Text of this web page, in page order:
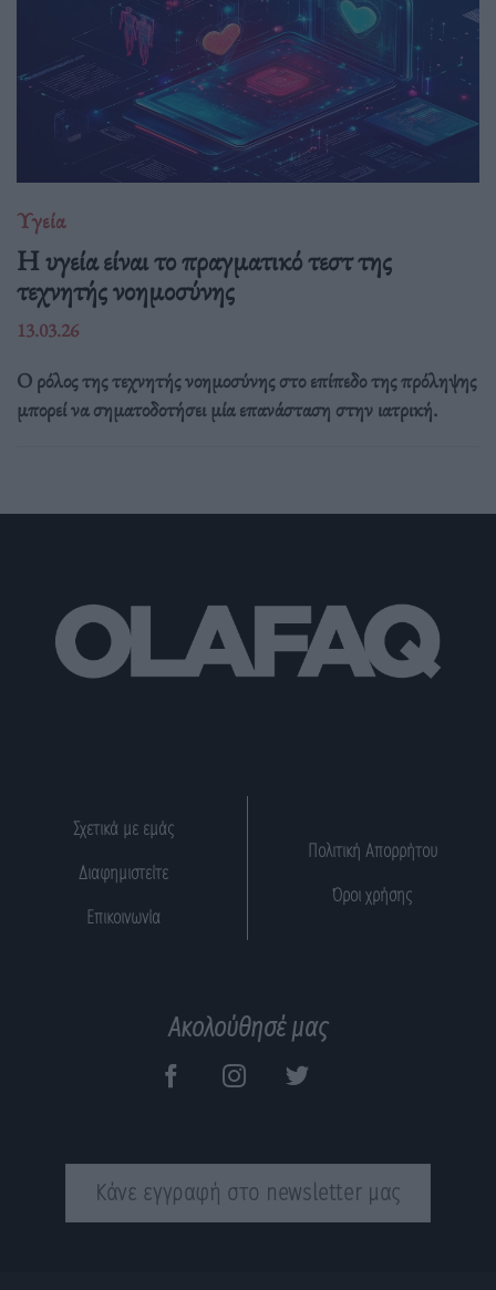
Υγεία
H υγεία είναι το πραγματικό τεστ της
τεχνητής νοημοσύνης
13.03.26
Ο ρόλος της τεχνητής νοημοσύνης στο επίπεδο της πρόληψης
μπορεί να σηματοδοτήσει μία επανάσταση στην ιατρική.
Σχετικά με εμάς
Διαφημιστείτε
Επικοινωνία
Πολιτική Απορρήτου
Όροι χρήσης
Ακολούθησέ μας
Κάνε εγγραφή στο newsletter μας